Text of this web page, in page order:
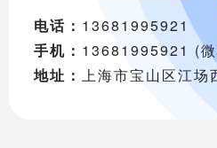
电话： 13681995921
手机： 13681995921 (
地址： 上海市宝山区江